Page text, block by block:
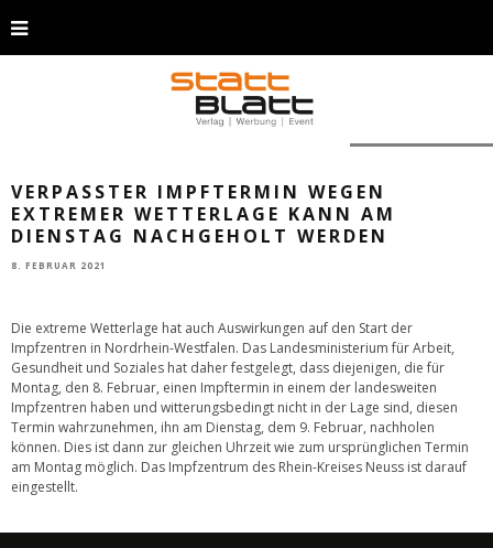
VERPASSTER IMPFTERMIN WEGEN
EXTREMER WETTERLAGE KANN AM
DIENSTAG NACHGEHOLT WERDEN
8. FEBRUAR 2021
Die extreme Wetterlage hat auch Auswirkungen auf den Start der
Impfzentren in Nordrhein-Westfalen. Das Landesministerium für Arbeit,
Gesundheit und Soziales hat daher festgelegt, dass diejenigen, die für
Montag, den 8. Februar, einen Impftermin in einem der landesweiten
Impfzentren haben und witterungsbedingt nicht in der Lage sind, diesen
Termin wahrzunehmen, ihn am Dienstag, dem 9. Februar, nachholen
können. Dies ist dann zur gleichen Uhrzeit wie zum ursprünglichen Termin
am Montag möglich. Das Impfzentrum des Rhein-Kreises Neuss ist darauf
eingestellt.